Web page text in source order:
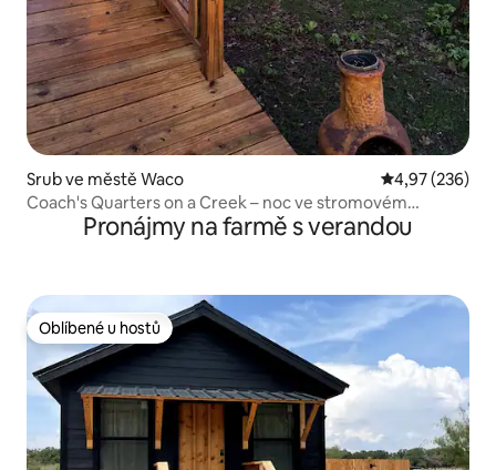
Srub ve městě Waco Průměrné
4,97 (236)
Coach's Quarters on a Creek – noc ve stromovém
korunáchPronájmy na farmě s verandou
Oblíbené u hostů
Oblíbené u hostů